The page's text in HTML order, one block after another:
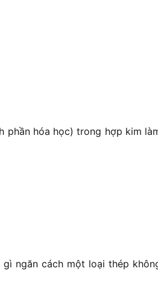
phần hóa học) trong hợp kim
ngăn cách một loại thép